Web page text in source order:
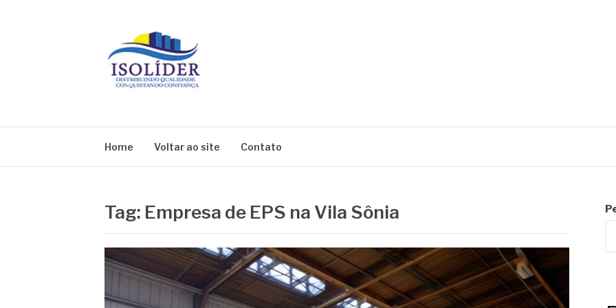
Home Voltar ao site Contato
Tag: Empresa de EPS na Vila Sônia